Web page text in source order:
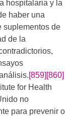
hospitalaria y la
haber una
suplementos de
de la
[859] [860]
for Health
no
para prevenir o